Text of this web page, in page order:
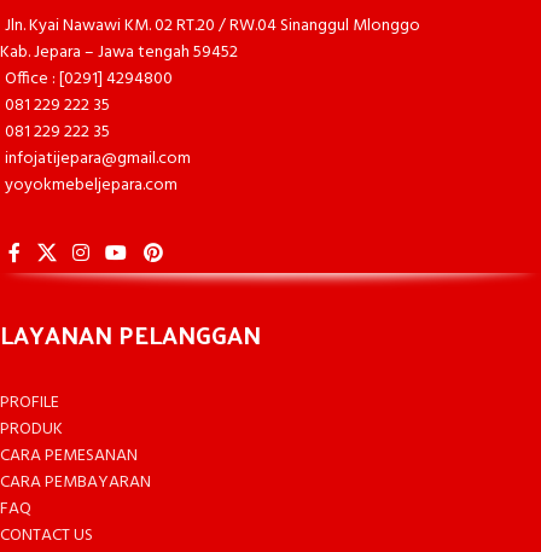
Jln. Kyai Nawawi KM. 02 RT.20 / RW.04 Sinanggul Mlonggo
Kab. Jepara – Jawa tengah 59452
Office : [0291] 4294800
081 229 222 35
081 229 222 35
infojatijepara@gmail.com
yoyokmebeljepara.com
LAYANAN PELANGGAN
PROFILE
PRODUK
CARA PEMESANAN
CARA PEMBAYARAN
FAQ
CONTACT US